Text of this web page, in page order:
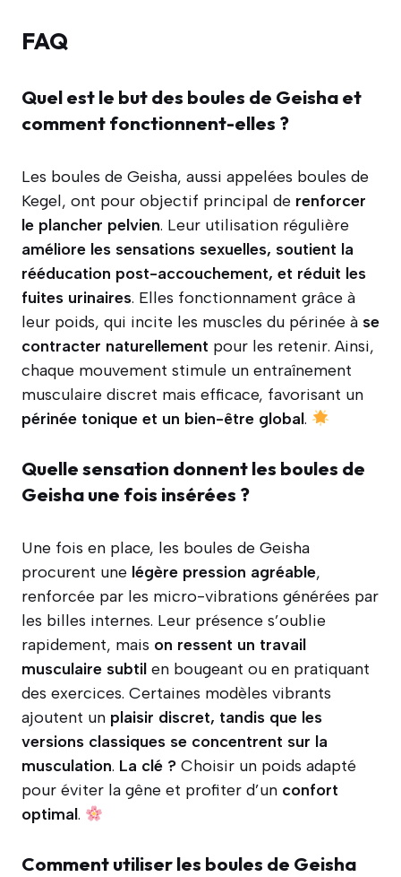
FAQ
Quel est le but des boules de Geisha et
comment fonctionnent-elles ?
Les boules de Geisha, aussi appelées boules de
Kegel, ont pour objectif principal de renforcer
le plancher pelvien. Leur utilisation régulière
améliore les sensations sexuelles, soutient la
rééducation post-accouchement, et réduit les
fuites urinaires. Elles fonctionnament grâce à
leur poids, qui incite les muscles du périnée à se
contracter naturellement pour les retenir. Ainsi,
chaque mouvement stimule un entraînement
musculaire discret mais efficace, favorisant un
périnée tonique et un bien-être global.
Quelle sensation donnent les boules de
Geisha une fois insérées ?
Une fois en place, les boules de Geisha
procurent une légère pression agréable,
renforcée par les micro-vibrations générées par
les billes internes. Leur présence s’oublie
rapidement, mais on ressent un travail
musculaire subtil en bougeant ou en pratiquant
des exercices. Certaines modèles vibrants
ajoutent un plaisir discret, tandis que les
versions classiques se concentrent sur la
musculation. La clé ? Choisir un poids adapté
pour éviter la gêne et profiter d’un confort
optimal.
Comment utiliser les boules de Geisha